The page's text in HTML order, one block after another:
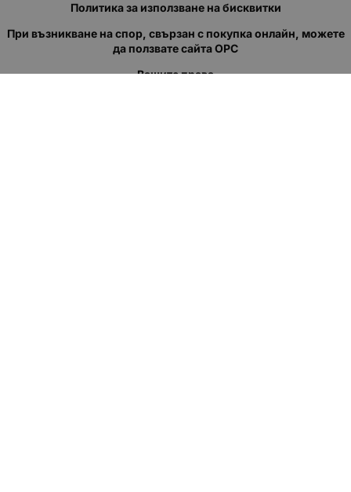
Политика за използване на бисквитки
При възникване на спор, свързан с покупка онлайн, можете
да ползвате сайта ОРС
Вашите права